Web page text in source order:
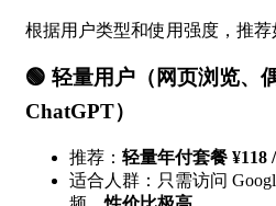
根据用户类型和使用强度，推荐
🟢 轻量用户 （网页浏览、
ChatGPT）
推荐： 轻量年付套餐 ¥118
适合人群：只需访问